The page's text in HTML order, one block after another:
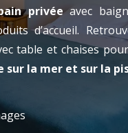
privéeavec
d’accueil.
table et chaises
sur la mer et sur la